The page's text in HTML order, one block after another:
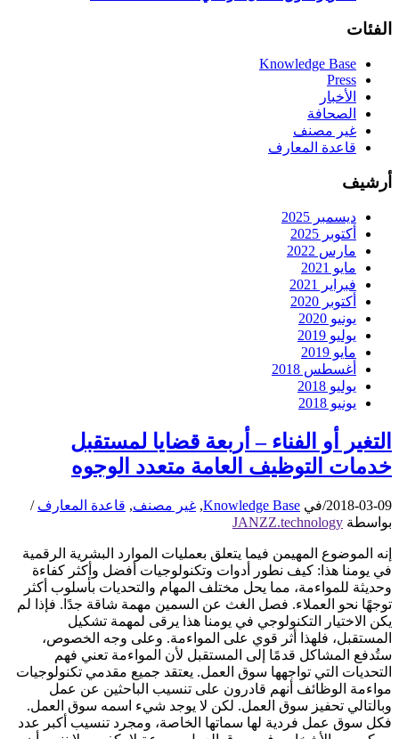
الفئات
Knowledge Base
Press
الأخبار
الصحافة
غير مصنف
قاعدة المعارف
أرشيف
ديسمبر 2025
أكتوبر 2025
مارس 2022
مايو 2021
فبراير 2021
أكتوبر 2020
يونيو 2020
يوليو 2019
مايو 2019
أغسطس 2018
يوليو 2018
يونيو 2018
التغير أو الفناء – أربعة قضايا لمستقبل
خدمات التوظيف العامة متعدد الوجوه
2018-03-09
/في Knowledge Base
, غير مصنف, قاعدة المعارف /
بواسطة JANZZ.technology
إنه الموضوع المهيمن فيما يتعلق بعمليات الموارد البشرية الرقمية
في يومنا هذا: كيف نطور أدوات وتكنولوجيات أفضل وأكثر كفاءة
وحديثة للمواءمة، مما يحل مختلف المهام والتحديات بأسلوب أكثر
توجهًا نحو العملاء. فصل الغث عن السمين مهمة شاقة جدًا. فإذا لم
يكن الاختيار التكنولوجي في يومنا هذا يرقى لمهمة تشكيل
المستقبل، فلهذا أثر قوي على المواءمة. وعلى وجه الخصوص،
ستُدفع المشاكل قدمًا إلى المستقبل لأن المواءمة تعني فهم
التحديات التي تواجهها سوق العمل. يعتقد جميع مقدمي تكنولوجيات
مواءمة الوظائف أنهم قادرون على تنسيب الباحثين عن عمل
وبالتالي تحفيز سوق العمل. لكن لا يوجد شيء اسمه سوق العمل.
فكل سوق عمل فردية لها سماتها الخاصة، ومجرد تنسيب أكبر عدد